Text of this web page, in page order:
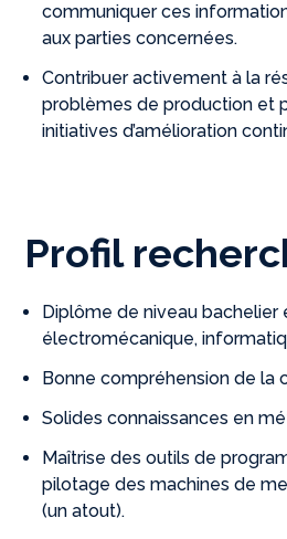
communiquer ces
aux parties concernées.
Contribuer activement à la
problèmes de production et
initiatives d’amélioration
Profil
Diplôme de niveau bachelier
électromécanique,
Bonne compréhension de la
Solides connaissances en
Maîtrise des outils de
pilotage des machines de
(un atout).